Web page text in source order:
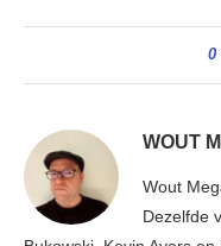
0
WOUT
Wout
Dezelfde